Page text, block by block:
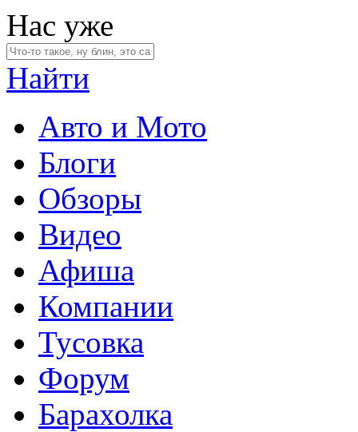
Нас уже
Найти
Авто и Мото
Блоги
Обзоры
Видео
Афиша
Компании
Тусовка
Форум
Барахолка